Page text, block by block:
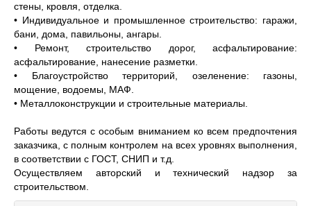
стены, кровля, отделка.
• Индивидуальное и промышленное строительство: гаражи,
бани, дома, павильоны, ангары.
• Ремонт, строительство дорог, асфальтирование:
асфальтирование, нанесение разметки.
• Благоустройство территорий, озеленение: газоны,
мощение, водоемы, МАФ.
• Металлоконструкции и строительные материалы.
Работы ведутся с особым вниманием ко всем предпочтения
заказчика, с полным контролем на всех уровнях выполнения,
в соответствии с ГОСТ, СНИП и т.д.
Осуществляем авторский и технический надзор за
строительством.